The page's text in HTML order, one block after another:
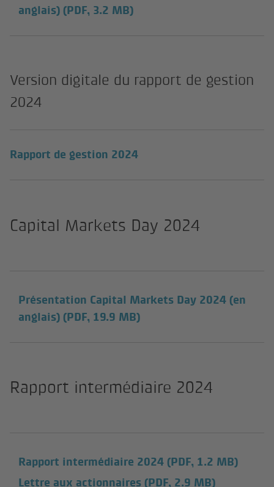
anglais) (PDF, 3.2 MB)
Version digitale du rapport de gestion
2024
Rapport de gestion 2024
Capital Markets Day 2024
Présentation Capital Markets Day 2024 (en
anglais) (PDF, 19.9 MB)
Rapport intermédiaire 2024
Rapport intermédiaire 2024 (PDF, 1.2 MB)
Lettre aux actionnaires (PDF, 2.9 MB)